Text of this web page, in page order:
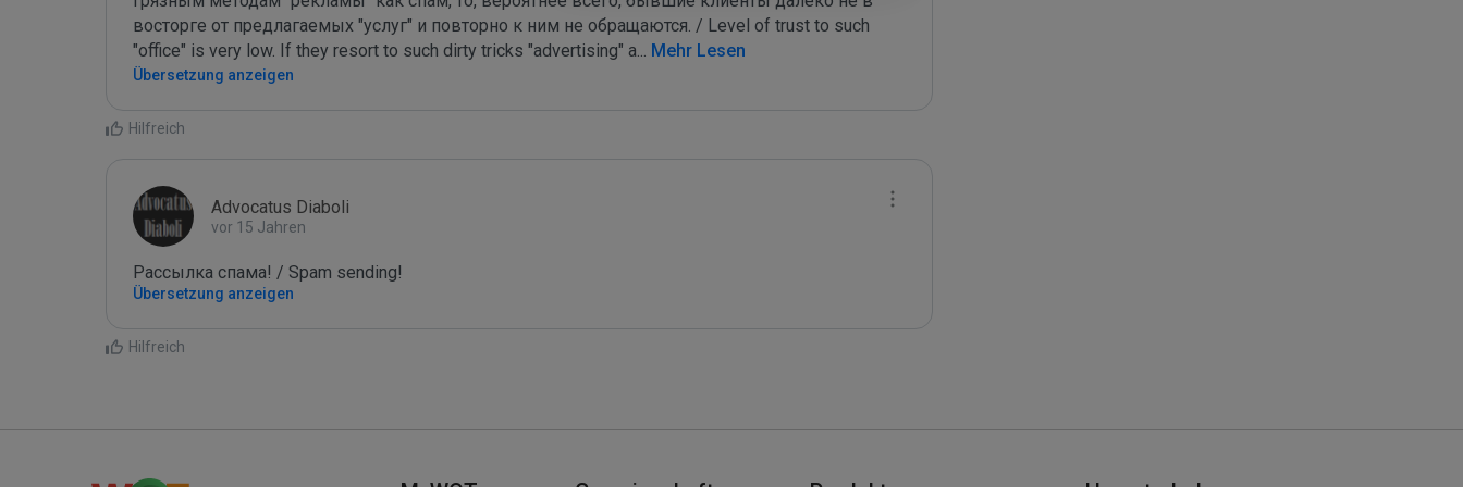
восторге от предлагаемых "услуг" и повторно к ним не обращаются. / Level of trust to such
"office" is very low. If they resort to such dirty tricks "advertising" a... Mehr Lesen
Übersetzung anzeigen
Hilfreich
Advocatus Diaboli
vor 15 Jahren
Рассылка спама! / Spam sending!
Übersetzung anzeigen
Hilfreich